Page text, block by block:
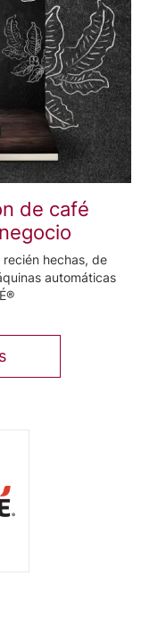
de café
hechas, de
automáticas